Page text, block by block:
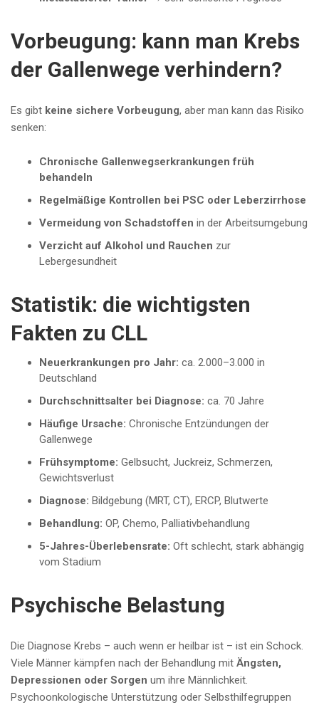
Vorbeugung: kann man Krebs
der Gallenwege verhindern?
Es gibt keine sichere Vorbeugung, aber man kann das Risiko
senken:
Chronische Gallenwegserkrankungen früh
behandeln
Regelmäßige Kontrollen bei PSC oder Leberzirrhose
Vermeidung von Schadstoffen in der Arbeitsumgebung
Verzicht auf Alkohol und Rauchen zur
Lebergesundheit
Statistik: die wichtigsten
Fakten zu CLL
Neuerkrankungen pro Jahr: ca. 2.000–3.000 in
Deutschland
Durchschnittsalter bei Diagnose: ca. 70 Jahre
Häufige Ursache: Chronische Entzündungen der
Gallenwege
Frühsymptome: Gelbsucht, Juckreiz, Schmerzen,
Gewichtsverlust
Diagnose: Bildgebung (MRT, CT), ERCP, Blutwerte
Behandlung: OP, Chemo, Palliativbehandlung
5-Jahres-Überlebensrate: Oft schlecht, stark abhängig
vom Stadium
Psychische Belastung
Die Diagnose Krebs – auch wenn er heilbar ist – ist ein Schock.
Viele Männer kämpfen nach der Behandlung mit Ängsten,
Depressionen oder Sorgen um ihre Männlichkeit.
Psychoonkologische Unterstützung oder Selbsthilfegruppen